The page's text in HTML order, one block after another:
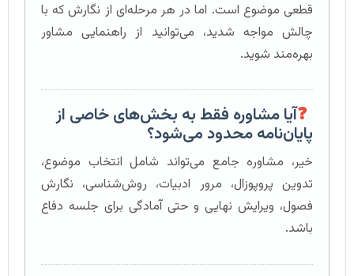
قطعی موضوع است. اما در هر مرحله‌ای از نگارش که با
چالش مواجه شدید، می‌توانید از راهنمایی مشاور
بهره‌مند شوید.
❓آیا مشاوره فقط به بخش‌های خاصی از
پایان‌نامه محدود می‌شود؟
خیر، مشاوره جامع می‌تواند شامل انتخاب موضوع،
تدوین پروپوزال، مرور ادبیات، روش‌شناسی، نگارش
فصول، ویرایش نهایی و حتی آمادگی برای جلسه دفاع
باشد.